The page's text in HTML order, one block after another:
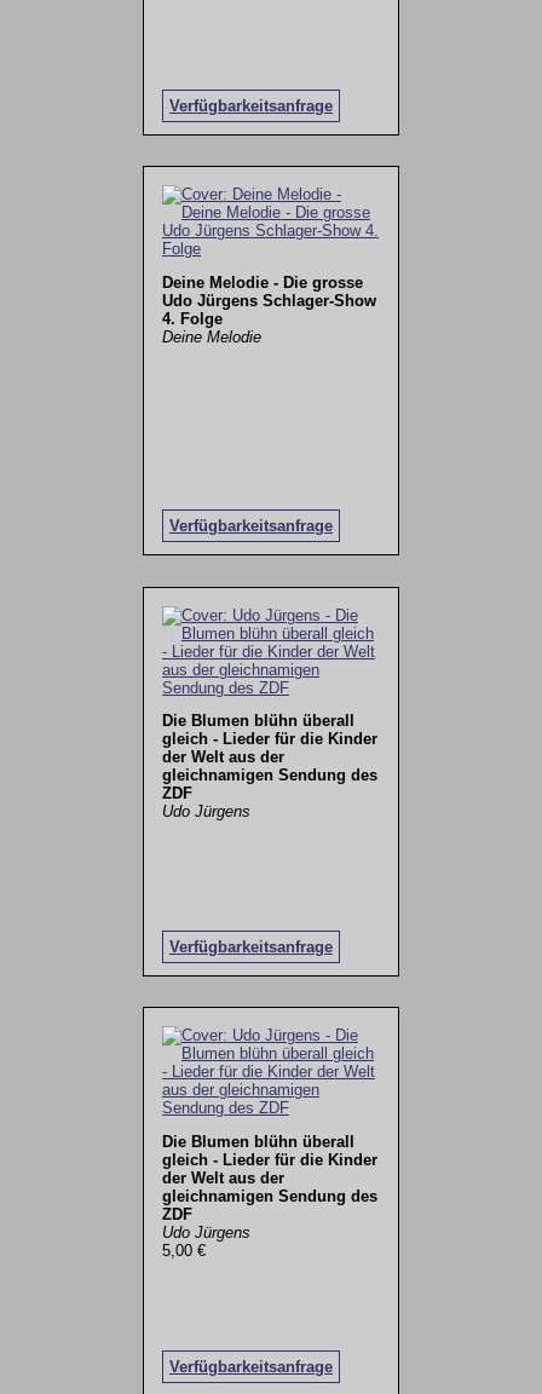
Verfügbarkeitsanfrage
Deine Melodie - Die grosse
Udo Jürgens Schlager-Show
4. Folge
Deine Melodie
Verfügbarkeitsanfrage
Die Blumen blühn überall
gleich - Lieder für die Kinder
der Welt aus der
gleichnamigen Sendung des
ZDF
Udo Jürgens
Verfügbarkeitsanfrage
Die Blumen blühn überall
gleich - Lieder für die Kinder
der Welt aus der
gleichnamigen Sendung des
ZDF
Udo Jürgens
5,00 €
Verfügbarkeitsanfrage